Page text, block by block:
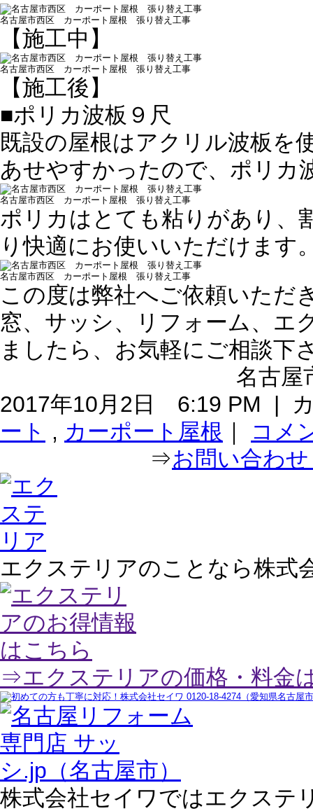
名古屋市西区 カーポート屋根 張り替え工事
【施工中】
名古屋市西区 カーポート屋根 張り替え工事
【施工後】
■ポリカ波板９尺
既設の屋根はアクリル波板を
あせやすかったので、ポリカ
名古屋市西区 カーポート屋根 張り替え工事
ポリカはとても粘りがあり、
り快適にお使いいただけます
名古屋市西区 カーポート屋根 張り替え工事
この度は弊社へご依頼いただ
窓、サッシ、リフォーム、エ
ましたら、お気軽にご相談下
名古
2017年10月2日 6:19 PM |
ート , カーポート屋根
コメ
⇒お問い合わ
エクステリアのことなら株式
⇒エクステリアの価格・料金
株式会社セイワではエクステ